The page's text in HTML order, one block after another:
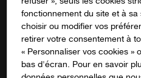
validation et devrait rester
S'inscrire à
fonctionnement du site et à
choisir ou modifier vos
retirer votre consentement à
« Personnaliser vos cookies »
bas d'écran. Pour en savoir